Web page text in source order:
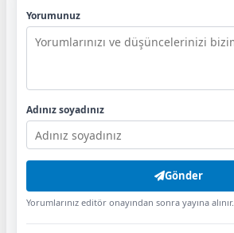
Yorumunuz
Adınız soyadınız
Gönder
Yorumlarınız editör onayından sonra yayına alınır.